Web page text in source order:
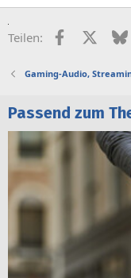
Teilen: Facebook
X
Gaming-Audio,
Passend zum